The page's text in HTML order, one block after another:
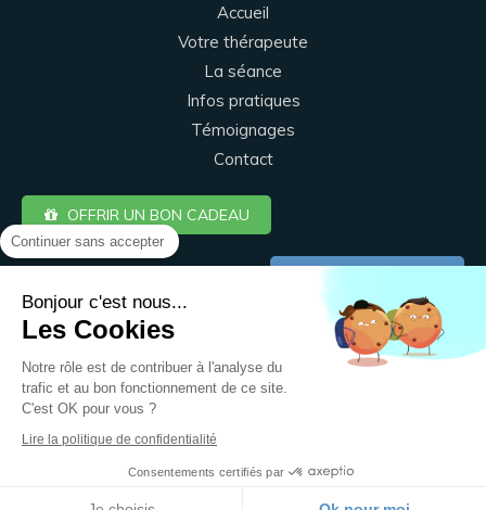
Accueil
Votre thérapeute
La séance
Infos pratiques
Témoignages
Contact
OFFRIR UN BON CADEAU
Plan du site
Mentions légales
Continuer sans accepter
Bonjour c'est nous...
Les Cookies
Notre rôle est de contribuer à l'analyse du
trafic et au bon fonctionnement de ce site.
C'est OK pour vous ?
Lire la politique de confidentialité
Consentements certifiés par